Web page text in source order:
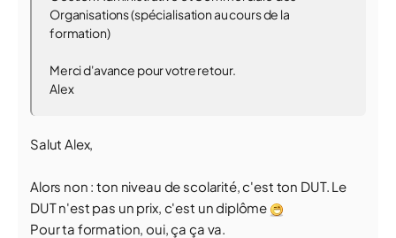
Organisations (spécialisation au cours de la
formation)
Merci d'avance pour votre retour.
Alex
Salut Alex,
Alors non : ton niveau de scolarité, c'est ton DUT. Le
DUT n'est pas un prix, c'est un diplôme
Pour ta formation, oui, ça ça va.